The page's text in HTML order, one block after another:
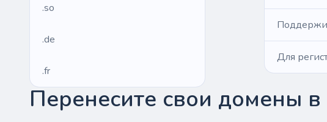
.so
.de
.fr
.us
Для
Перенесите свои домены в